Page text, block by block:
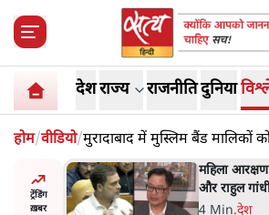
देशराज्य राजनीतिदुनिया
होम/वीडियो/मुरादाबाद में मुस्लिम बैंड मालिकों
फरमान!
ट्रेंडिंग
ख़बर
रिजिजू
ज़ुबानी
Amit
का बड़ा दावा
1 Min.दिल्ली